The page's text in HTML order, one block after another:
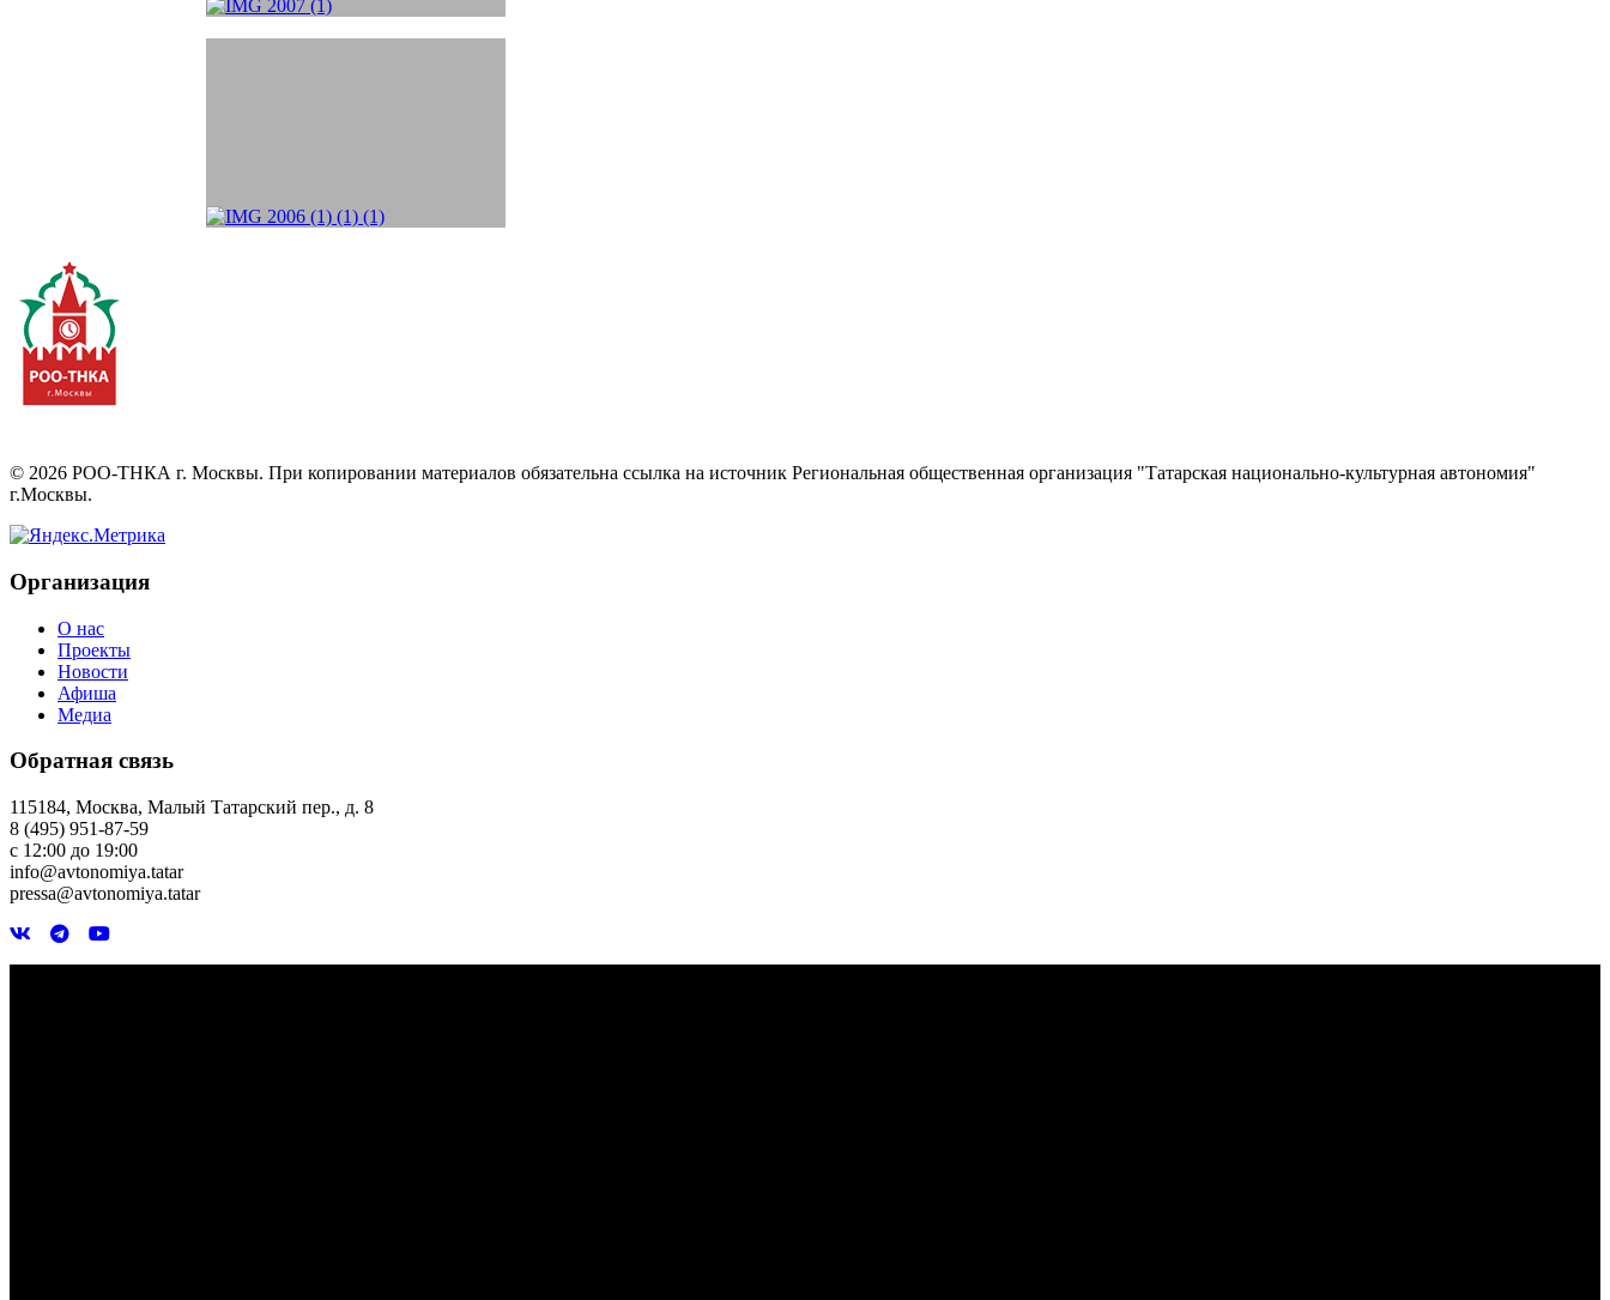
© 2026 РОО-ТНКА г. Москвы. При копировании материалов обязательна ссылка на источник Региональная общественная организация "Татарская национально-культурная автономия"
г.Москвы.
Организация
О нас
Проекты
Новости
Афиша
Медиа
Обратная связь
115184, Москва, Малый Татарский пер., д. 8
8 (495) 951-87-59
с 12:00 до 19:00
info@avtonomiya.tatar
pressa@avtonomiya.tatar